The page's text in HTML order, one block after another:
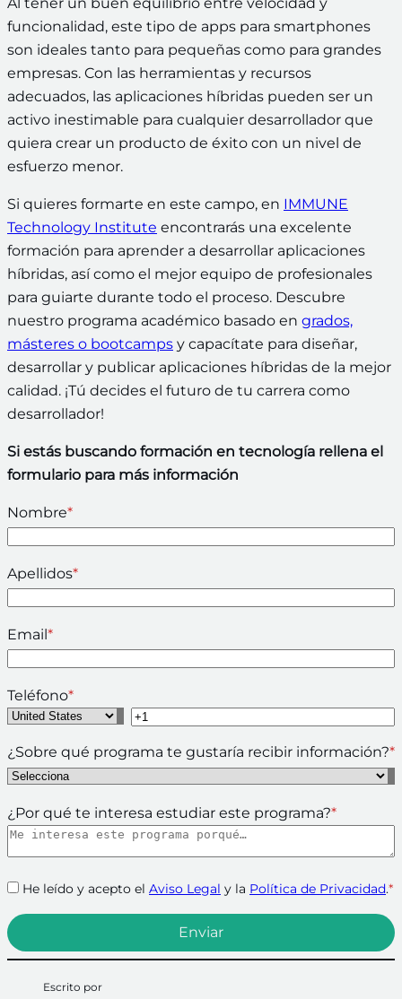
funcionalidad, este tipo de apps para smartphones
son ideales tanto para pequeñas como para grandes
empresas. Con las herramientas y recursos
adecuados, las aplicaciones híbridas pueden ser un
activo inestimable para cualquier desarrollador que
quiera crear un producto de éxito con un nivel de
esfuerzo menor.
Si quieres formarte en este campo, en IMMUNE
Technology Institute encontrarás una excelente
formación para aprender a desarrollar aplicaciones
híbridas, así como el mejor equipo de profesionales
para guiarte durante todo el proceso. Descubre
nuestro programa académico basado en grados,
másteres o bootcamps y capacítate para diseñar,
desarrollar y publicar aplicaciones híbridas de la mejor
calidad. ¡Tú decides el futuro de tu carrera como
desarrollador!
Si estás buscando formación en tecnología rellena el
formulario para más información
Nombre*
Apellidos*
Email*
Teléfono*
¿Sobre qué programa te gustaría recibir información?*
¿Por qué te interesa estudiar este programa?*
He leído y acepto el Aviso Legal y la Política de Privacidad.*
Escrito por